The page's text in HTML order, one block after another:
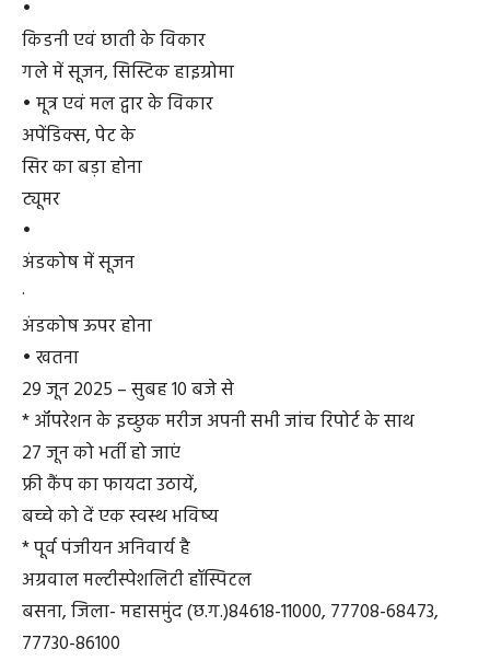
•
किडनी एवं छाती के विकार
गले में सूजन, सिस्टिक हाइग्रोमा
• मूत्र एवं मल द्वार के विकार
अपेंडिक्स, पेट के
सिर का बड़ा होना
ट्यूमर
•
अंडकोष में सूजन
·
अंडकोष ऊपर होना
• खतना
29 जून 2025 – सुबह 10 बजे से
* ऑपरेशन के इच्छुक मरीज अपनी सभी जांच रिपोर्ट के साथ
27 जून को भर्ती हो जाएं
फ्री कैंप का फायदा उठायें,
बच्चे को दें एक स्वस्थ भविष्य
* पूर्व पंजीयन अनिवार्य है
अग्रवाल मल्टीस्पेशलिटी हॉस्पिटल
बसना, जिला- महासमुंद (छ.ग.)84618-11000, 77708-68473,
77730-86100